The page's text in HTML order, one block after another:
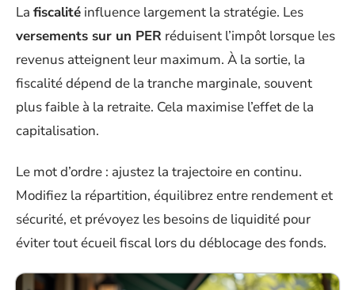
La fiscalité influence largement la stratégie. Les
versements sur un PER réduisent l’impôt lorsque les
revenus atteignent leur maximum. À la sortie, la
fiscalité dépend de la tranche marginale, souvent
plus faible à la retraite. Cela maximise l’effet de la
capitalisation.
Le mot d’ordre : ajustez la trajectoire en continu.
Modifiez la répartition, équilibrez entre rendement et
sécurité, et prévoyez les besoins de liquidité pour
éviter tout écueil fiscal lors du déblocage des fonds.